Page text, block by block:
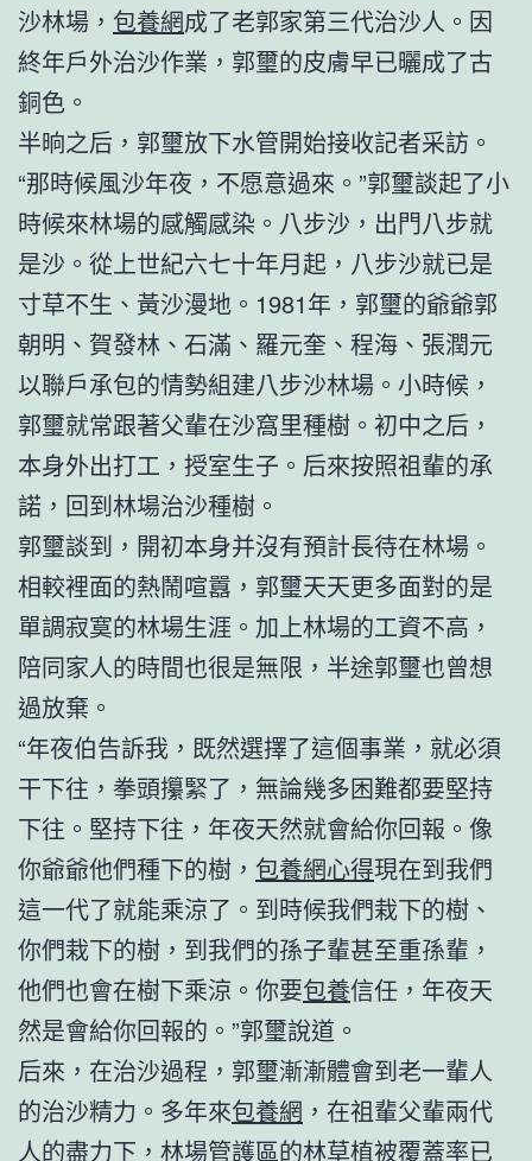
沙林場， 包養網成了老郭家第三代治沙人。因
終年戶外治沙作業，郭璽的皮膚早已曬成了古
銅色。
半晌之后，郭璽放下水管開始接收記者采訪。
“那時候風沙年夜，不愿意過來。”郭璽談起了小
時候來林場的感觸感染。八步沙，出門八步就
是沙。從上世紀六七十年月起，八步沙就已是
寸草不生、黃沙漫地。1981年，郭璽的爺爺郭
朝明、賀發林、石滿、羅元奎、程海、張潤元
以聯戶承包的情勢組建八步沙林場。小時候，
郭璽就常跟著父輩在沙窩里種樹。初中之后，
本身外出打工，授室生子。后來按照祖輩的承
諾，回到林場治沙種樹。
郭璽談到，開初本身并沒有預計長待在林場。
相較裡面的熱鬧喧囂，郭璽天天更多面對的是
單調寂寞的林場生涯。加上林場的工資不高，
陪同家人的時間也很是無限，半途郭璽也曾想
過放棄。
“年夜伯告訴我，既然選擇了這個事業，就必須
干下往，拳頭攥緊了，無論幾多困難都要堅持
下往。堅持下往，年夜天然就會給你回報。像
你爺爺他們種下的樹， 包養網心得現在到我們
這一代了就能乘涼了。到時候我們栽下的樹、
你們栽下的樹，到我們的孫子輩甚至重孫輩，
他們也會在樹下乘涼。你要包養信任，年夜天
然是會給你回報的。”郭璽說道。
后來，在治沙過程，郭璽漸漸體會到老一輩人
的治沙精力。多年來包養網 ，在祖輩父輩兩代
人的盡力下，林場管護區的林草植被覆蓋率已